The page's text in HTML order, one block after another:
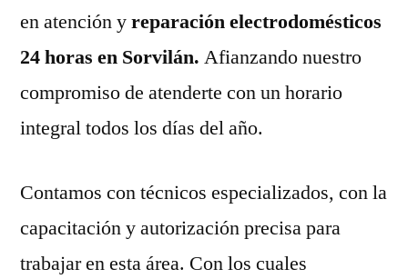
en atención yreparación electrodomésticos
24 horas en Sorvilán. Afianzando nuestro
compromiso de atenderte con un horario
integral todos los días del año.
Contamos con técnicos especializados, con la
capacitación y autorización precisa para
trabajar en esta área. Con los cuales